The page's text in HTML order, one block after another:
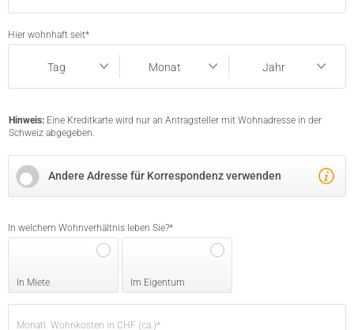
Hier wohnhaft seit*
Tag
Tag Monat
Monat Jahr
Jahr
Hinweis: Eine Kreditkarte wird nur an Antragsteller mit Wohnadresse in der
Schweiz abgegeben.
Andere Adresse für Korrespondenz verwenden
In welchem Wohnverhältnis leben Sie?*
In Miete Im Eigentum
Monatl. Wohnkosten in CHF (ca.)*